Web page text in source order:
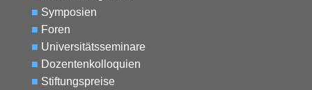
■ Symposien
■ Foren
■ Universitätsseminare
■ Dozentenkolloquien
■ Stiftungspreise